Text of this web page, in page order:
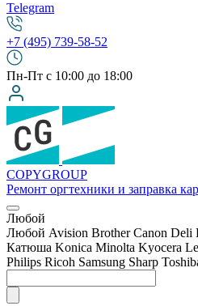
Telegram
+7 (495) 739-58-52
Пн-Пт с 10:00 до 18:00
COPYGROUP
Ремонт оргтехники и заправка
Любой
Любой Avision Brother Canon Deli
Катюша Konica Minolta Kyocera
Philips Ricoh Samsung Sharp